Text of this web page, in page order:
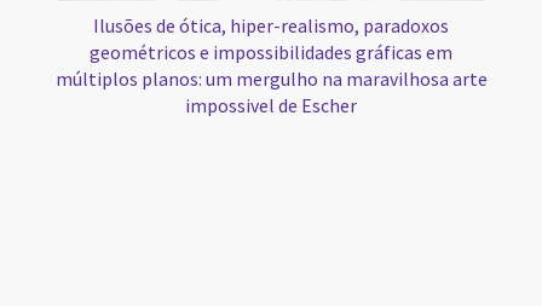
Ilusões de ótica, hiper-realismo, paradoxos
geométricos e impossibilidades gráficas em
múltiplos planos: um mergulho na maravilhosa arte
impossivel de Escher